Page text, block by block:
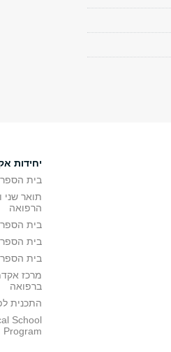
יחידות
בית
תואר שני
הרפואה
בית
בית הספר
בית הספר
מרכז
ברפואה
התכנית
School
Program